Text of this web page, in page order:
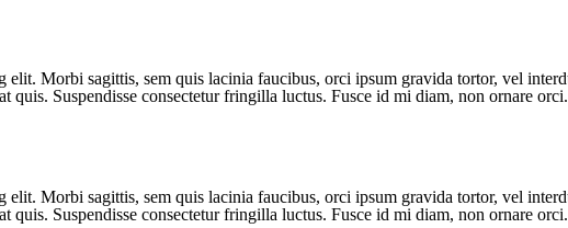
elit. Morbi sagittis, sem quis lacinia faucibus, orci ipsum gravida tortor, vel
quis. Suspendisse consectetur fringilla luctus. Fusce id mi diam, non ornare
elit. Morbi sagittis, sem quis lacinia faucibus, orci ipsum gravida tortor, vel
quis. Suspendisse consectetur fringilla luctus. Fusce id mi diam, non ornare